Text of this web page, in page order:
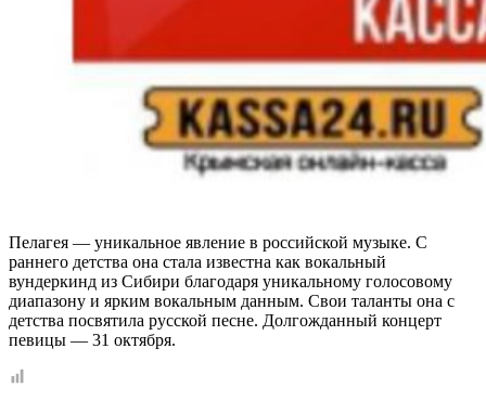
Пелагея — уникальное явление в российской музыке. С
раннего детства она стала известна как вокальный
вундеркинд из Сибири благодаря уникальному голосовому
диапазону и ярким вокальным данным. Свои таланты она с
детства посвятила русской песне. Долгожданный концерт
певицы — 31 октября.